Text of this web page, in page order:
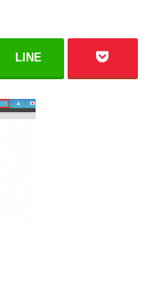
LINE